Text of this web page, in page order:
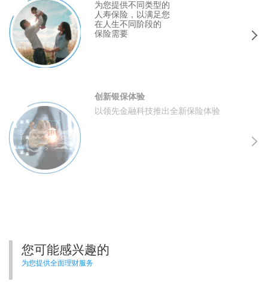
为您提供不同类型的
人寿保险，以满足您
在人生不同阶段的
保险需要
创新银保体验
以领先金融科技推出全新保险体验
您可能感兴趣的
为您提供全面理财服务